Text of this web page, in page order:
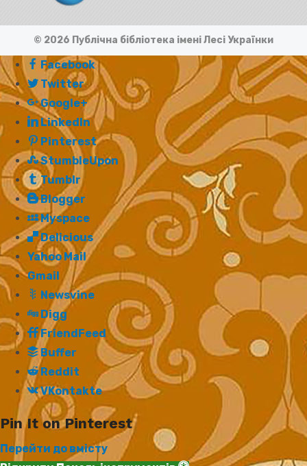
© 2026 Публічна бібліотека імені Лесі Українки
Facebook
Twitter
Google+
LinkedIn
Pinterest
StumbleUpon
Tumblr
Blogger
Myspace
Delicious
Yahoo Mail
Gmail
Newsvine
Digg
FriendFeed
Buffer
Reddit
VKontakte
Pin It on Pinterest
Перейти до вмісту